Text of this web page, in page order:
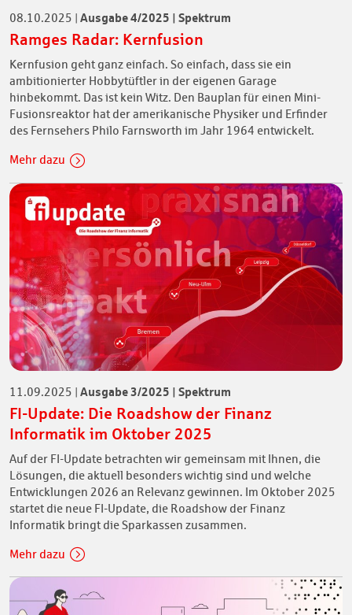
08.10.2025 | Ausgabe 4/2025 | Spektrum
Ramges Radar: Kernfusion
Kernfusion geht ganz einfach. So einfach, dass sie ein
ambitionierter Hobbytüftler in der eigenen Garage
hinbekommt. Das ist kein Witz. Den Bauplan für einen Mini-
Fusionsreaktor hat der amerikanische Physiker und Erfinder
des Fernsehers Philo Farnsworth im Jahr 1964 entwickelt.
Mehr dazu
11.09.2025 | Ausgabe 3/2025 | Spektrum
FI-Update: Die Roadshow der Finanz
Informatik im Oktober 2025
Auf der FI-Update betrachten wir gemeinsam mit Ihnen, die
Lösungen, die aktuell besonders wichtig sind und welche
Entwicklungen 2026 an Relevanz gewinnen. Im Oktober 2025
startet die neue FI-Update, die Roadshow der Finanz
Informatik bringt die Sparkassen zusammen.
Mehr dazu